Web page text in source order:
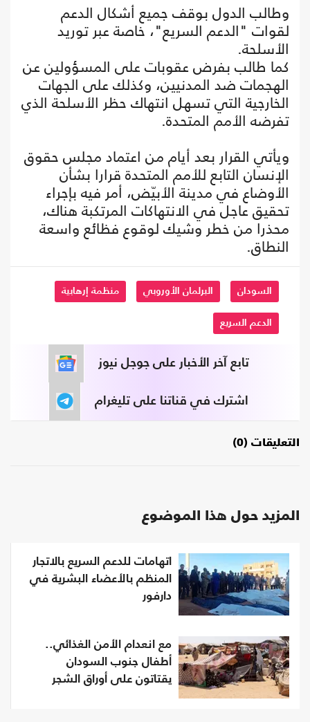
وطالب الدول بوقف جميع أشكال الدعم
لقوات "الدعم السريع"، خاصة عبر توريد
الأسلحة.
كما طالب بفرض عقوبات على المسؤولين عن
الهجمات ضد المدنيين، وكذلك على الجهات
الخارجية التي تسهل انتهاك حظر الأسلحة الذي
تفرضه الأمم المتحدة.
ويأتي القرار بعد أيام من اعتماد مجلس حقوق
الإنسان التابع للأمم المتحدة قرارا بشأن
الأوضاع في مدينة الأبيّض، أمر فيه بإجراء
تحقيق عاجل في الانتهاكات المرتكبة هناك،
محذرا من خطر وشيك لوقوع فظائع واسعة
النطاق.
السودان البرلمان الأوروبي منظمة إرهابية
الدعم السريع
تابع آخر الأخبار على جوجل نيوز
اشترك في قناتنا على تليغرام
التعليقات (0)
المزيد حول هذا الموضوع
اتهامات للدعم السريع بالاتجار
المنظم بالأعضاء البشرية في
دارفور
مع انعدام الأمن الغذائي..
أطفال جنوب السودان
يقتاتون على أوراق الشجر